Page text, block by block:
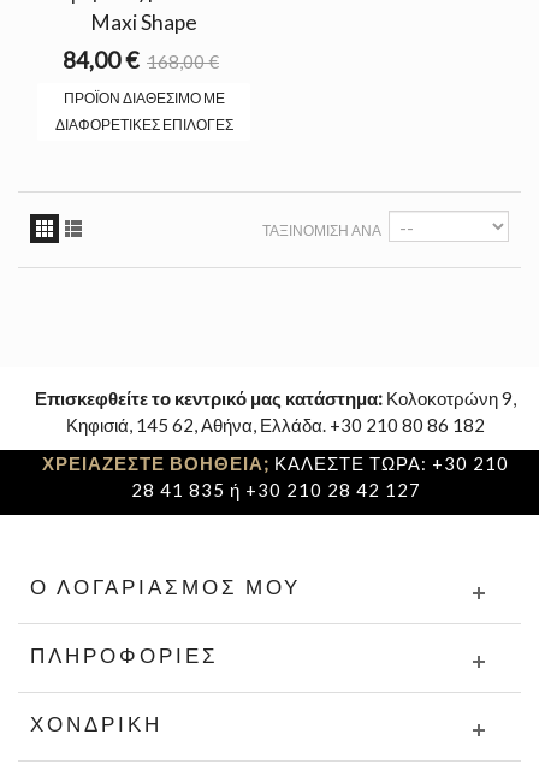
Maxi Shape
84,00 € 168,00 €
ΠΡΟΪΌΝ ΔΙΑΘΈΣΙΜΟ ΜΕ
ΔΙΑΦΟΡΕΤΙΚΈΣ ΕΠΙΛΟΓΈΣ
ΤΑΞΙΝΌΜΙΣΗ ΑΝΆ
Επισκεφθείτε το κεντρικό μας κατάστημα: Κολοκοτρώνη 9,
Κηφισιά, 145 62, Αθήνα, Ελλάδα. +30 210 80 86 182
ΧΡΕΙΑΖΕΣΤΕ ΒΟΗΘΕΙΑ; ΚΑΛΕΣΤΕ ΤΩΡΑ: +30 210
28 41 835 ή +30 210 28 42 127
Ο ΛΟΓΑΡΙΑΣΜΌΣ ΜΟΥ
ΠΛΗΡΟΦΟΡΊΕΣ
ΧΟΝΔΡΙΚΉ